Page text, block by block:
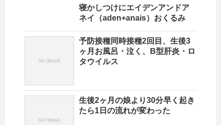
寝かしつけにエイデンアンドア
ネイ（aden+anais）おくるみ
予防接種同時接種2回目、生後3
ヶ月お風呂・泣く、B型肝炎・ロ
タウイルス
生後2ヶ月の娘より30分早く起き
たら1日の流れが変わった